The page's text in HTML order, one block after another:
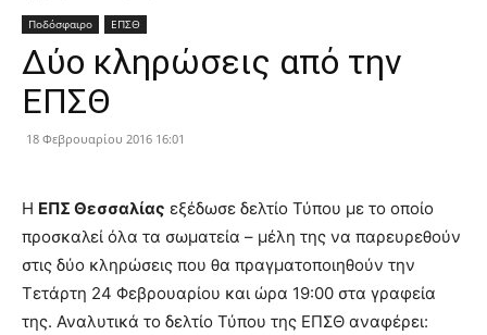
Ποδόσφαιρο ΕΠΣΘ
Δύο κληρώσεις από την
ΕΠΣΘ
18 Φεβρουαρίου 2016 16:01
Η ΕΠΣ Θεσσαλίας εξέδωσε δελτίο Τύπου με το οποίο
προσκαλεί όλα τα σωματεία – μέλη της να παρευρεθούν
στις δύο κληρώσεις που θα πραγματοποιηθούν την
Τετάρτη 24 Φεβρουαρίου και ώρα 19:00 στα γραφεία
της. Αναλυτικά το δελτίο Τύπου της ΕΠΣΘ αναφέρει: